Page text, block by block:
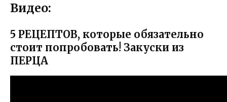
Видео:
5 РЕЦЕПТОВ, которые обязательно
стоит попробовать! Закуски из
ПЕРЦА